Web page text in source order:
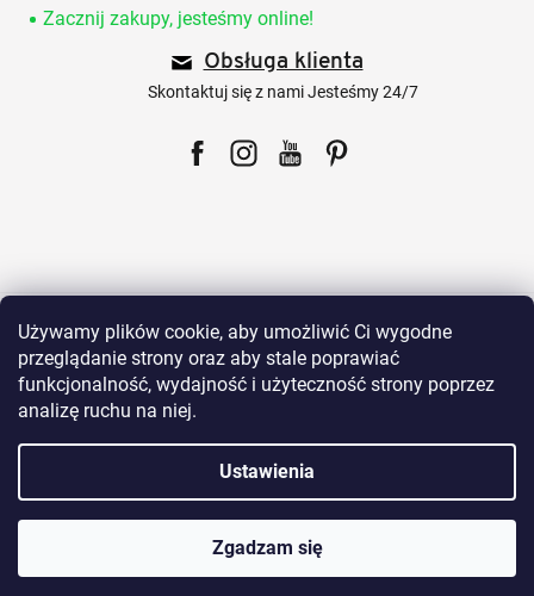
Używamy plików cookie, aby umożliwić Ci wygodne
przeglądanie strony oraz aby stale poprawiać
funkcjonalność, wydajność i użyteczność strony poprzez
analizę ruchu na niej.
Ustawienia
Zgadzam się
Zacznij zakupy, jesteśmy online!
Obsługa klienta
Skontaktuj się z nami Jesteśmy 24/7
Dla klientów
Wszystko o zakupach
Nasze produkty
O Sklepie